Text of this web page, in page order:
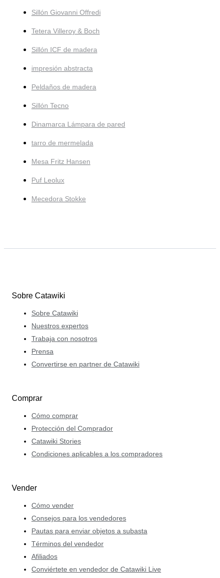
Sillón Giovanni Offredi
Tetera Villeroy & Boch
Sillón ICF de madera
impresión abstracta
Peldaños de madera
Sillón Tecno
Dinamarca Lámpara de pared
tarro de mermelada
Mesa Fritz Hansen
Puf Leolux
Mecedora Stokke
Sobre Catawiki
Sobre Catawiki
Nuestros expertos
Trabaja con nosotros
Prensa
Convertirse en partner de Catawiki
Comprar
Cómo comprar
Protección del Comprador
Catawiki Stories
Condiciones aplicables a los compradores
Vender
Cómo vender
Consejos para los vendedores
Pautas para enviar objetos a subasta
Términos del vendedor
Afiliados
Conviértete en vendedor de Catawiki Live